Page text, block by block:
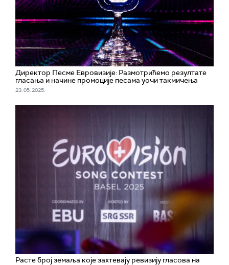
Директор Песме Евровизије: Размотрићемо резултате
гласања и начине промоције песама уочи такмичења
23. 05. 2025.
Расте број земаља које захтевају ревизију гласова на